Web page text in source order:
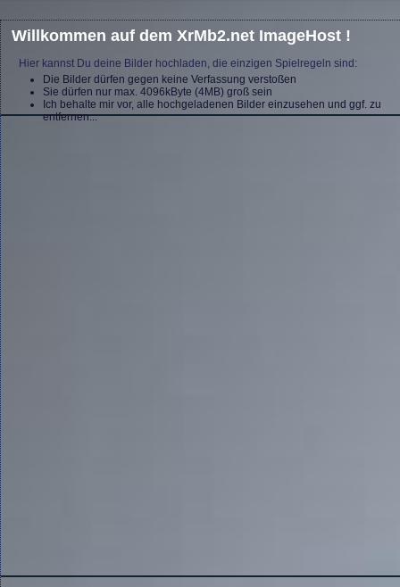
Willkommen auf dem XrMb2.net ImageHost !
Hier kannst Du deine Bilder hochladen, die einzigen Spielregeln sind:
Die Bilder dürfen gegen keine Verfassung verstoßen
Sie dürfen nur max. 4096kByte (4MB) groß sein
Ich behalte mir vor, alle hochgeladenen Bilder einzusehen und ggf. zu
entfernen...